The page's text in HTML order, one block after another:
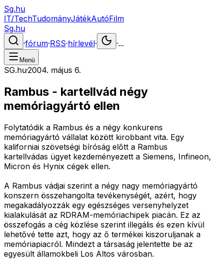
Sg.hu
IT/TechTudományJátékAutóFilm
Sg.hu
·fórum·RSS·hírlevél· ·...
Menü
SG.hu·2004. május 6.
Rambus - kartellvád négy
memóriagyártó ellen
Folytatódik a Rambus és a négy konkurens
memóriagyártó vállalat között kirobbant vita. Egy
kaliforniai szövetségi bíróság előtt a Rambus
kartellvádas ügyet kezdeményezett a Siemens, Infineon,
Micron és Hynix cégek ellen.
A Rambus vádjai szerint a négy nagy memóriagyártó
konszern összehangolta tevékenységét, azért, hogy
megakadályozzák egy egészséges versenyhelyzet
kialakulását az RDRAM-memóriachipek piacán. Ez az
összefogás a cég közlése szerint illegális és ezen kívül
lehetővé tette azt, hogy az ő termékei kiszoruljanak a
memóriapiacról. Mindezt a társaság jelentette be az
egyesült államokbeli Los Altos városban.